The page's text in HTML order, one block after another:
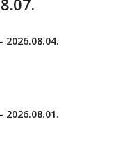
2026.08.04.
2026.08.01.